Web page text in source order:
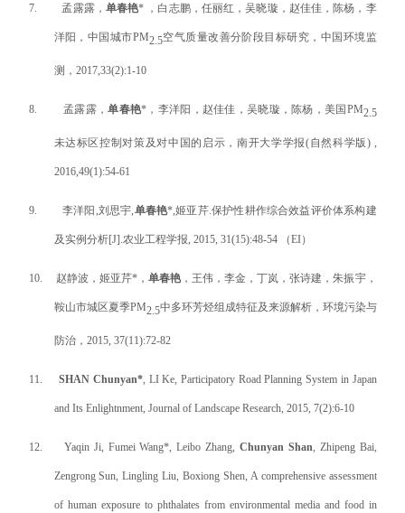
7. 孟露露， 单春艳* ，白志鹏，任丽红，吴晓璇，赵佳佳，陈杨，李
洋阳，中国城市PM2.5空气质量改善分阶段目标研究，中国环境监
测， 2017,33(2):1-10
8. 孟露露，单春艳* ，李洋阳， 赵佳佳， 吴晓璇 ， 陈杨 ，美国 PM2.5
未达标区控制对策及对中国的启示，南开大学学报(自然科学版) ,
2016,49(1):54-61
9. 李洋阳 ,刘思宇,单春艳*,姬亚芹.保护性耕作综合效益评价体系构建
及实例分析[J].农业工程学报, 2015, 31(15):48-54 （EI）
10. 赵静波 ， 姬亚芹*， 单春艳 ， 王伟 ，李金 ，丁岚 ，张诗建 ，朱振宇，
鞍山市城区夏季PM2.5中多环芳烃组成特征及来源解析， 环境污染与
防治， 2015, 37(11):72-82
11. SHAN Chunyan*, LI Ke, Participatory Road Planning System in Japan
and Its Enlightnment, Journal of Landscape Research, 2015, 7(2):6-10
12. Yaqin Ji, Fumei Wang*, Leibo Zhang, Chunyan Shan, Zhipeng Bai,
Zengrong Sun, Lingling Liu, Boxiong Shen, A comprehensive assessment
of human exposure to phthalates from environmental media and food in